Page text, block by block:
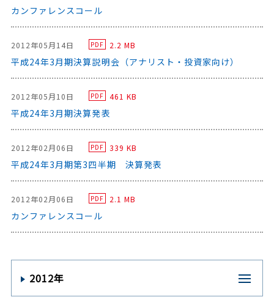
カンファレンスコール
2012年05月14日 PDF 2.2 MB
平成24年3月期決算説明会（アナリスト・投資家向け）
2012年05月10日 PDF 461 KB
平成24年3月期決算発表
2012年02月06日 PDF 339 KB
平成24年3月期第3四半期 決算発表
2012年02月06日 PDF 2.1 MB
カンファレンスコール
2012年